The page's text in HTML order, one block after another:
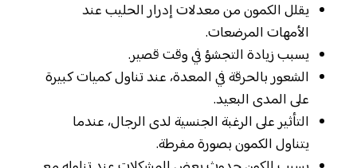
يقلل الكمون من معدلات إدرار الحليب عند
الأمهات المرضعات.
يسبب زيادة التجشؤ في وقت قصير.
الشعور بالحرقة في المعدة، عند تناول كميات كبيرة
على المدى البعيد.
التأثير على الرغبة الجنسية لدى الرجال، عندما
يتناول الكمون بصورة مفرطة.